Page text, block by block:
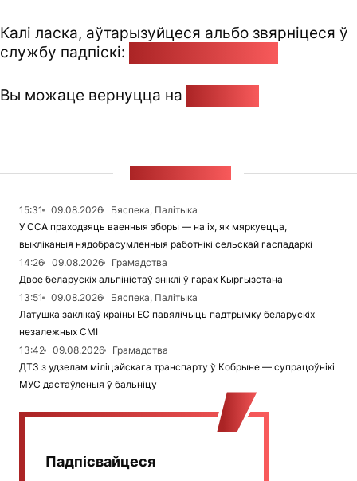
Калі ласка, аўтарызуйцеся альбо звярніцеся ў
службу падпіскі:
Вы можаце вернуцца на
15:31 09.08.2026
Бяспека, Палітыка
У ССА праходзяць ваенныя зборы — на іх, як мяркуецца,
выкліканыя нядобрасумленныя работнікі сельскай гаспадаркі
14:26
09.08.2026
Грамадства
Двое беларускіх альпіністаў зніклі ў гарах Кыргызстана
13:51
09.08.2026
Бяспека, Палітыка
Латушка заклікаў краіны ЕС павялічыць падтрымку беларускіх
незалежных СМІ
13:42
09.08.2026
Грамадства
ДТЗ з удзелам міліцэйскага транспарту ў Кобрыне — супрацоўнікі
МУС дастаўленыя ў бальніцу
Падпісвайцеся